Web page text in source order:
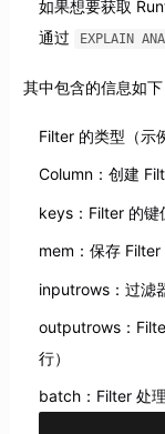
如果想要获取
通过
EXPLAIN
其中包含的信息如下
Filter 的类型（示
Column：创建
keys：Filter 的键
mem：保存 Filter
inputrows：过滤
outputrows：
行）
batch：Filter 处